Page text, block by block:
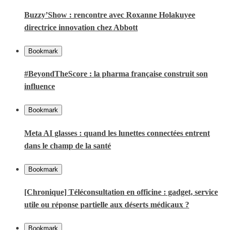
Buzzy’Show : rencontre avec Roxanne Holakuyee
directrice innovation chez Abbott
Bookmark
#BeyondTheScore : la pharma française construit son
influence
Bookmark
Meta AI glasses : quand les lunettes connectées entrent
dans le champ de la santé
Bookmark
[Chronique] Téléconsultation en officine : gadget, service
utile ou réponse partielle aux déserts médicaux ?
Bookmark